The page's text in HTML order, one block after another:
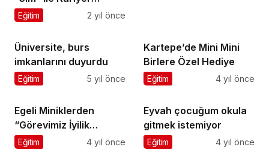
Fuarı’na Katıldı
Eğitim 2 yıl önce
Üniversite, burs
imkanlarını duyurdu
Eğitim 5 yıl önce
Kartepe’de Mini Mini
Birlere Özel Hediye
Eğitim 4 yıl önce
Egeli Miniklerden
“Görevimiz İyilik
Projesi”
Eğitim 4 yıl önce
Eyvah çocuğum okula
gitmek istemiyor
Eğitim 4 yıl önce